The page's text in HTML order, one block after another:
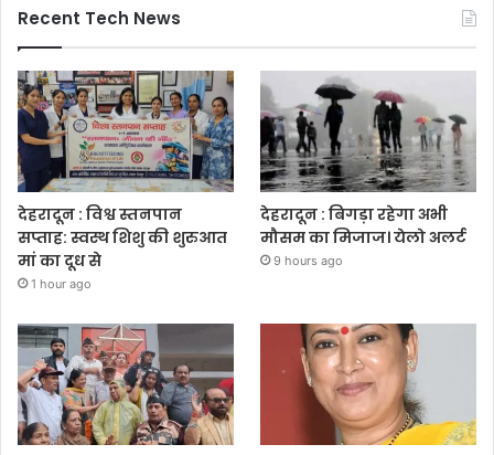
Recent Tech News
देहरादून : विश्व स्तनपान
सप्ताह: स्वस्थ शिशु की शुरुआत
मां का दूध से
1 hour ago
देहरादून : बिगड़ा रहेगा अभी
मौसम का मिजाज। येलो अलर्ट
9 hours ago